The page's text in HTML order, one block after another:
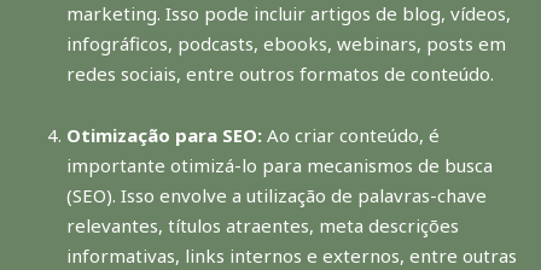
marketing. Isso pode incluir artigos de blog, vídeos,
infográficos, podcasts, ebooks, webinars, posts em
redes sociais, entre outros formatos de conteúdo.
Otimização para SEO: Ao criar conteúdo, é
importante otimizá-lo para mecanismos de busca
(SEO). Isso envolve a utilização de palavras-chave
relevantes, títulos atraentes, meta descrições
informativas, links internos e externos, entre outras